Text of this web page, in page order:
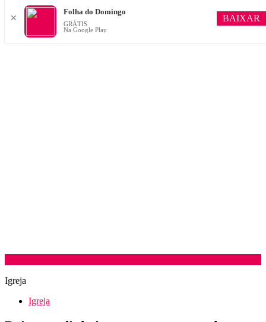
Igreja
Igreja
✕
Folha do Domingo
GRÁTIS
Na Google Play
BAIXAR